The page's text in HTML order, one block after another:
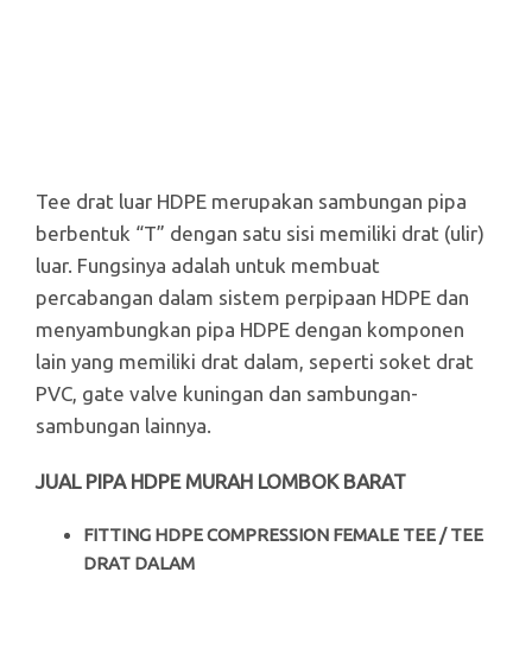
Tee drat luar HDPE merupakan sambungan pipa
berbentuk “T” dengan satu sisi memiliki drat (ulir)
luar. Fungsinya adalah untuk membuat
percabangan dalam sistem perpipaan HDPE dan
menyambungkan pipa HDPE dengan komponen
lain yang memiliki drat dalam, seperti soket drat
PVC, gate valve kuningan dan sambungan-
sambungan lainnya.
JUAL PIPA HDPE MURAH LOMBOK BARAT
FITTING HDPE COMPRESSION FEMALE TEE / TEE
DRAT DALAM